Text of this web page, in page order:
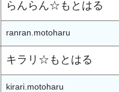
らんらん☆もとはる
ranran.motoharu
キラリ☆もとはる
kirari.motoharu